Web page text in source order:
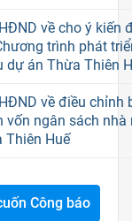
về cho ý kiến
trình phát
dự án Thừa Thiên
về điều chỉnh
vốn ngân sách
Thiên Huế
Công báo